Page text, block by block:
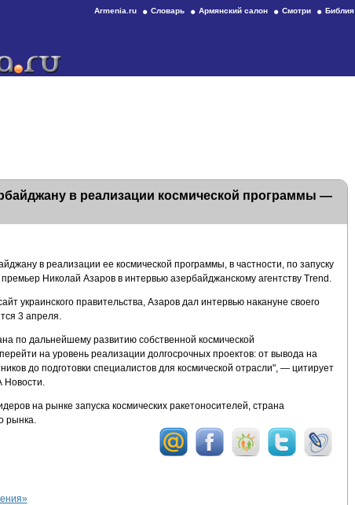
Armenia.ru Словарь Армянский салон Смотри Библия
в реализации космической программы —
в реализации ее космической программы, в частности, по запуску
премьер Николай Азаров в интервью азербайджанскому агентству Trend.
украинского правительства, Азаров дал интервью накануне своего
3 апреля.
по дальнейшему развитию собственной космической
на уровень реализации долгосрочных проектов: от вывода на
до подготовки специалистов для космической отрасли", — цитирует
на рынке запуска космических ракетоносителей, страна
рынка.